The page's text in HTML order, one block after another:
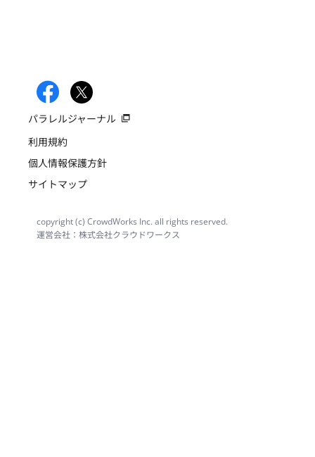
パラレルジャーナル
利用規約
個人情報保護方針
サイトマップ
copyright (c) CrowdWorks Inc. all rights reserved.
運営会社：株式会社クラウドワークス